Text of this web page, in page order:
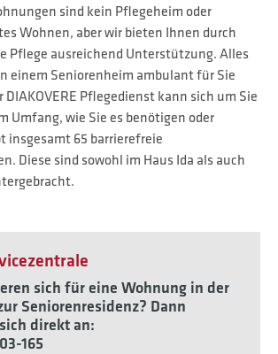
sind kein Pflegeheim oder
Wohnen, aber wir bieten Ihnen durch
Pflege ausreichend Unterstützung. Alles
einem Seniorenheim ambulant für Sie
Pflegedienst kann sich um Sie
Umfang, wie Sie es benötigen oder
insgesamt 65 barrierefreie
Diese sind sowohl im Haus Ida als auch
sich für eine Wohnung in der
Seniorenresidenz? Dann
direkt an:
165